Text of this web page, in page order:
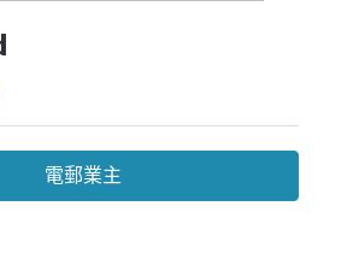
電郵業主